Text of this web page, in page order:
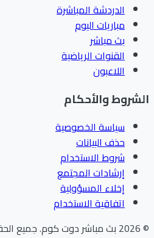
الدردشة المباشرة
مباريات اليوم
بث مباشر
القنوات الرياضية
اللاعبون
والأحكام
سياسة الخصوصية
حذف البيانات
شروط الاستخدام
إرشادات المجتمع
إخلاء المسؤولية
اتفاقية الاستخدام
بث مباشر دوت كوم.جميع